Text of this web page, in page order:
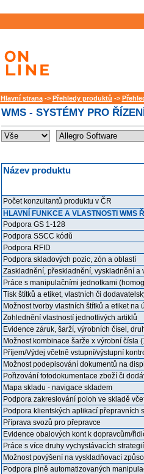
Hlavní strana-> Přehledy produktů ->
WMS - SYSTÉMY PRO
Název produktu
Počet konzultantů produktu v ČR
HLAVNÍ FUNKCE A VLASTNOSTI WMS
Podpora GS 1-128
Podpora SSCC kódů
Podpora RFID
Podpora skladových pozic, zón a oblastí
Zaskladnění, přeskladnění, vyskladnění a
Práce s manipulačními jednotkami
Tisk štítků a etiket, vlastních či
Možnost tvorby vlastních štítků a etiket na
Zohlednění vlastností jednotlivých artiklů
Evidence záruk, šarží, výrobních čísel,
Možnost kombinace šarže x výrobní čísla
Příjem/Výdej včetně vstupní/výstupní
Možnost podepisování dokumentů na
Pořizování fotodokumentace zboží či
Mapa skladu - navigace skladem
Podpora zakreslování poloh ve skladě
Podpora klientských aplikací přepravních
Příprava svozů pro přepravce
Evidence obalových kont k dopravcům/
Práce s více druhy vychystávacích
Možnost povýšení na vyskladňovací
Podpora plně automatizovaných